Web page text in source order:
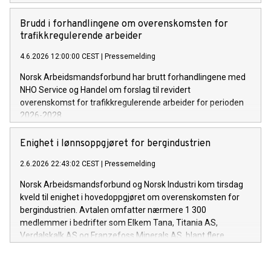
Brudd i forhandlingene om overenskomsten for
trafikkregulerende arbeider
4.6.2026 12:00:00 CEST Pressemelding
Norsk Arbeidsmandsforbund har brutt forhandlingene med
NHO Service og Handel om forslag til revidert
overenskomst for trafikkregulerende arbeider for perioden
2026-2028.
Enighet i lønnsoppgjøret for bergindustrien
2.6.2026 22:43:02 CEST Pressemelding
Norsk Arbeidsmandsforbund og Norsk Industri kom tirsdag
kveld til enighet i hovedoppgjøret om overenskomsten for
bergindustrien. Avtalen omfatter nærmere 1 300
medlemmer i bedrifter som Elkem Tana, Titania AS,
Verdalskalk AS og Franzefoss Minerals AS, blant flere.